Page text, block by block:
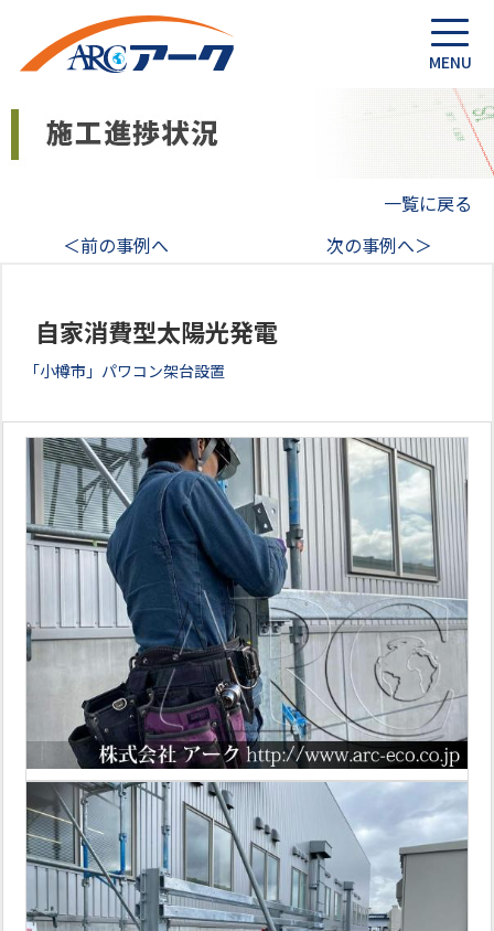
一覧に戻る
＜前の事例へ
次の事例へ＞
自家消費型太陽光発電
「小樽市」パワコン架台設置